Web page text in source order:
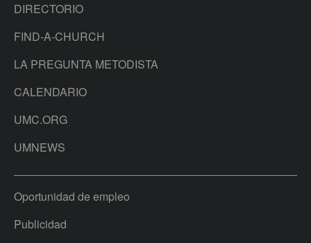
DIRECTORIO
FIND-A-CHURCH
LA PREGUNTA METODISTA
CALENDARIO
UMC.ORG
UMNEWS
Oportunidad de empleo
Publicidad